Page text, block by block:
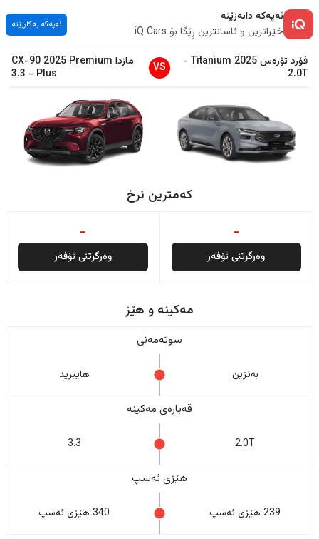
ئەپەکە دابەزێنە
خێراترین و ئاسانترین ڕێگا بۆ iQ Cars
ئەپەکە بەکاربێنە
فۆردتۆرەس2025
Titanium
-
2.0T
VS مازدا CX-90 2025 Premium
Plus
-
3.3
کەمترین نرخ
-
وەرگرتنی ئۆفەر
-
وەرگرتنی ئۆفەر
مەکینە و هێز
سوتەمەنی
بەنزین هایبرید
قەبارەی مەکینە
2.0T
3.3
هێزی ئەسپ
239 هێزی ئەسپ 340 هێزی ئەسپ